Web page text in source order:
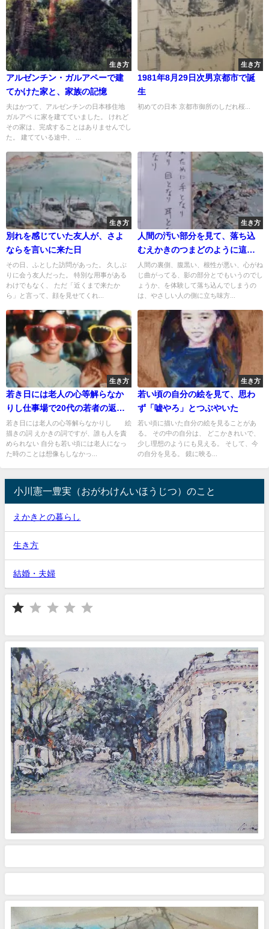
生き方
アルゼンチン・ガルアペーで建
てかけた家と、家族の記憶
夫はかつて、アルゼンチンの日本移住地
ガルアペ に家を建てていました。 けれど
その家は、完成することはありませんでし
た。 建てている途中、 ...
生き方
1981年8月29日次男京都市で誕
生
初めての日本 京都市御所のしだれ桜...
生き方
別れを感じていた友人が、さよ
ならを言いに来た日
その日、ふとした訪問があった。 久しぶ
りに会う友人だった。 特別な用事がある
わけでもなく、 ただ「近くまで来たか
ら」と言って、顔を見せてくれ...
生き方
人間の汚い部分を見て、落ち込
むえかきのつまどのように這い
上がられる
人間の裏側、腹黒い、根性が悪い、心がね
じ曲がってる、影の部分とでもいうのでし
ょうか、を体験して落ち込んでしまうの
は、やさしい人の側に立ち味方...
生き方
若き日には老人の心等解らなか
りし仕事場で20代の若者の返事
にがっくり
若き日には老人の心等解らなかりし 絵
描きの詞 えかきの詞ですが、誰も人を責
められない 自分も若い頃には老人になっ
た時のことは想像もしなかっ...
生き方
若い頃の自分の絵を見て、思わ
ず「嘘やろ」とつぶやいた
若い頃に描いた自分の絵を見ることがあ
る。 その中の自分は、 どこかきれいで、
少し理想のようにも見える。 そして、今
の自分を見る。 鏡に映る...
小川憲一豊実（おがわけんいほうじつ）のこと
えかきとの暮らし
生き方
結婚・夫婦